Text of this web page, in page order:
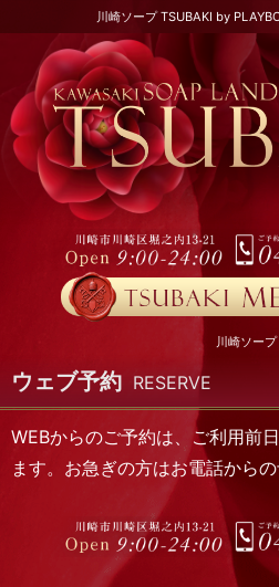
川崎ソープ TSUBAKI by
川崎ソー
ウェブ予約 RESERVE
WEBからのご予約は、ご利用前
ます。お急ぎの方はお電話から